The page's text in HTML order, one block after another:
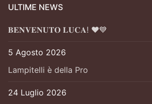
ULTIME NEWS
𝐁𝐄𝐍𝐕𝐄𝐍𝐔𝐓𝐎 𝐋𝐔𝐂𝐀! ❤️💙
5 Agosto 2026
Lampitelli è della Pro
24 Luglio 2026